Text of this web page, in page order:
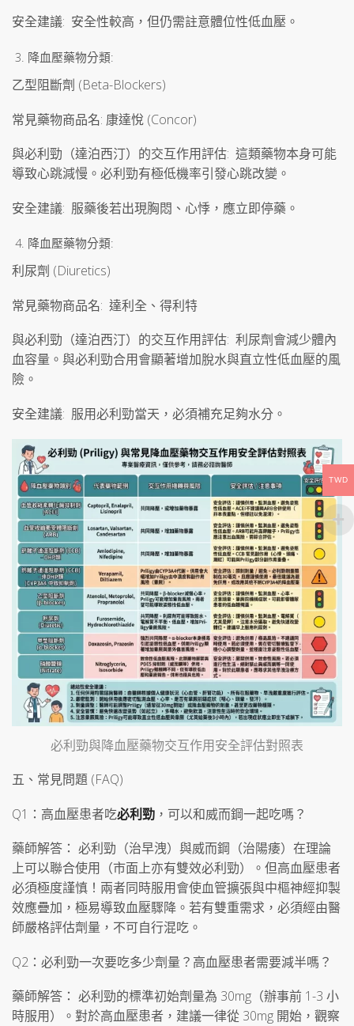
安全建議: 安全性較高，但仍需註意體位性低血壓。
降血壓藥物分類:
乙型阻斷劑 (Beta-Blockers)
常見藥物商品名: 康達悅 (Concor)
與必利勁（達泊西汀）的交互作用評估: 這類藥物本身可能
導致心跳減慢。必利勁有極低機率引發心跳改變。
安全建議: 服藥後若出現胸悶、心悸，應立即停藥。
降血壓藥物分類:
利尿劑 (Diuretics)
常見藥物商品名: 達利全、得利特
與必利勁（達泊西汀）的交互作用評估: 利尿劑會減少體內
血容量。與必利勁合用會顯著增加脫水與直立性低血壓的風
險。
安全建議: 服用必利勁當天，必須補充足夠水分。
必利勁與降血壓藥物交互作用安全評估對照表
五、常見問題 (FAQ)
Q1：高血壓患者吃必利勁 ，可以和威而鋼一起吃嗎？
藥師解答： 必利勁（治早洩）與威而鋼（治陽痿）在理論
上可以聯合使用（市面上亦有雙效必利勁）。但高血壓患者
必須極度謹慎！兩者同時服用會使血管擴張與中樞神經抑製
效應疊加，極易導致血壓驟降。若有雙重需求，必須經由醫
師嚴格評估劑量，不可自行混吃。
Q2：必利勁一次要吃多少劑量？高血壓患者需要減半嗎？
藥師解答： 必利勁的標準初始劑量為 30mg（辦事前 1-3 小
時服用）。對於高血壓患者，建議一律從 30mg 開始，觀察
TWD